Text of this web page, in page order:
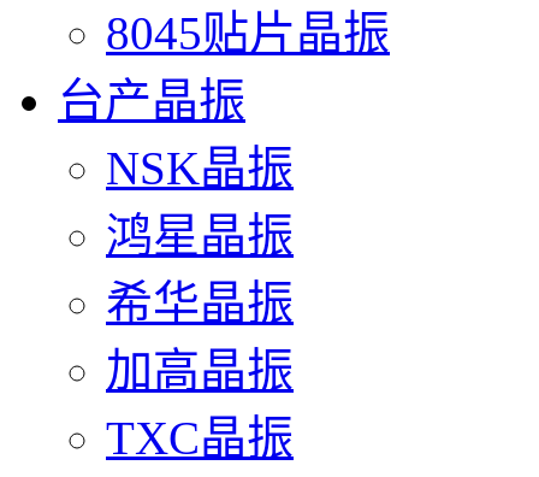
8045贴片晶振
台产晶振
NSK晶振
鸿星晶振
希华晶振
加高晶振
TXC晶振